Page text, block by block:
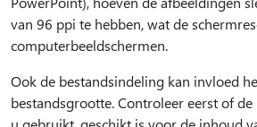
van 96 ppi te hebben, wat de
computerbeeldschermen.
Ook de bestandsindeling kan invloed
bestandsgrootte. Controleer eerst of